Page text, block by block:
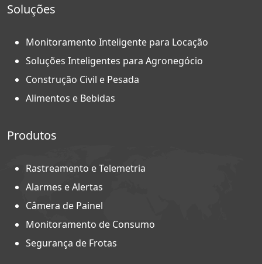
Soluções
Monitoramento Inteligente para Locação
Soluções Inteligentes para Agronegócio
Construção Civil e Pesada
Alimentos e Bebidas
Produtos
Rastreamento e Telemetria
Alarmes e Alertas
Câmera de Painel
Monitoramento de Consumo
Segurança de Frotas